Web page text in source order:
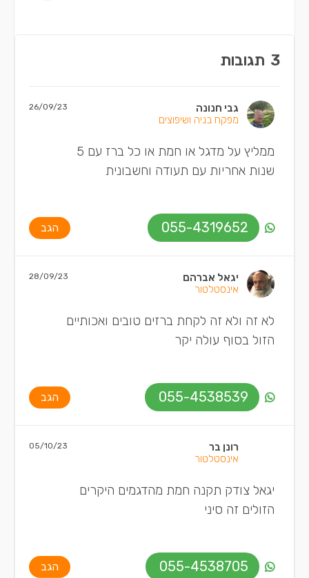
3 תגובות
גבי חנונה
מפקח בניה ושיפוצים
26/09/23
ממליץ על מדגל או חמת או כל ברז עם 5
שנות אחריות עם תעודה וחשבונית
055-4319652 הגב
יגאל אברהם
אינסטלטור
28/09/23
לא זה ולא זה לקחת ברזים טובים ואכותיים
הזול בסוף עולה יקר
055-4538539 הגב
רונן בר
אינסטלטור
05/10/23
יגאל צודק תקנה חמת מהדגמים היקרים
הזולים זה סיני
055-4538705 הגב